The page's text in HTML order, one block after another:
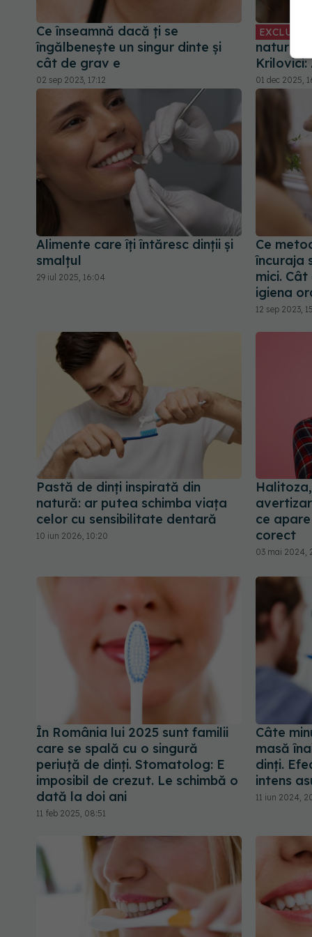
Ce înseamnă dacă ți se
îngălbenește un singur dinte și
cât de grav e
02 sep 2023, 17:12
EXCLUSIV
natural
01 dec 2025,
Alimente care îți întăresc dinții și
smalțul
29 iul 2025, 16:04
Ce
încuraja
mici.
igiena
12 sep 2023,
Pastă de dinți inspirată din
natură: ar putea schimba viața
celor cu sensibilitate dentară
10 iun 2026, 10:20
ce
corect
03 mai 2024,
În România lui 2025 sunt familii
care se spală cu o singură
periuţă de dinţi. Stomatolog: E
imposibil de crezut. Le schimbă o
dată la doi ani
11 feb 2025, 08:51
Câte
masă
dinți.
intens
11 iun 2024,